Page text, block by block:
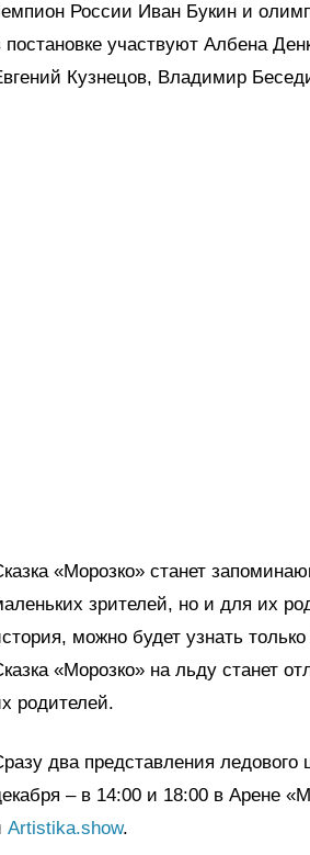
России Иван Букин и
постановке участвуют Албена
Кузнецов, Владимир
«Морозко» станет
зрителей, но и для их
можно будет узнать
«Морозко» на льду станет
родителей.
два представления ледового
– в 14:00 и 18:00 в Арене
Artistika.show.